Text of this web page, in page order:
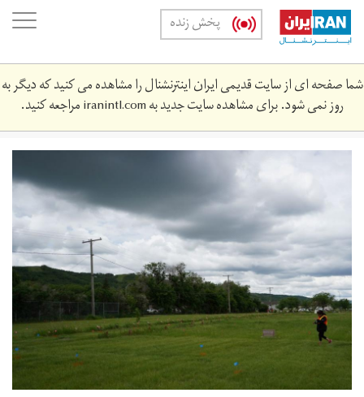
Skip
main
content
پخش زنده
شما صفحه ای از سایت قدیمی ایران اینترنشنال را مشاهده می کنید که دیگر به
روز نمی شود. برای مشاهده سایت جدید بهiranintl.comمراجعه کنید.
tnm2ohrf5vjh3hhhbyrxsj7hfa.jpeg